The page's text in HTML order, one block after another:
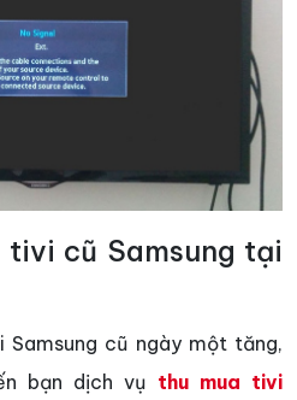
tivi cũ Samsung tại
cũ ngày một tăng,
bạn dịch vụ thu mua tivi